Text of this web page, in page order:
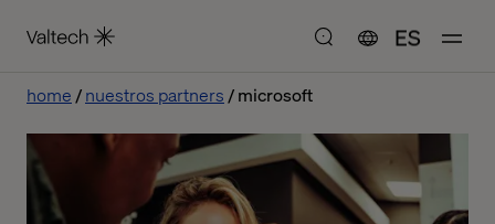
ES
home nuestros partners microsoft